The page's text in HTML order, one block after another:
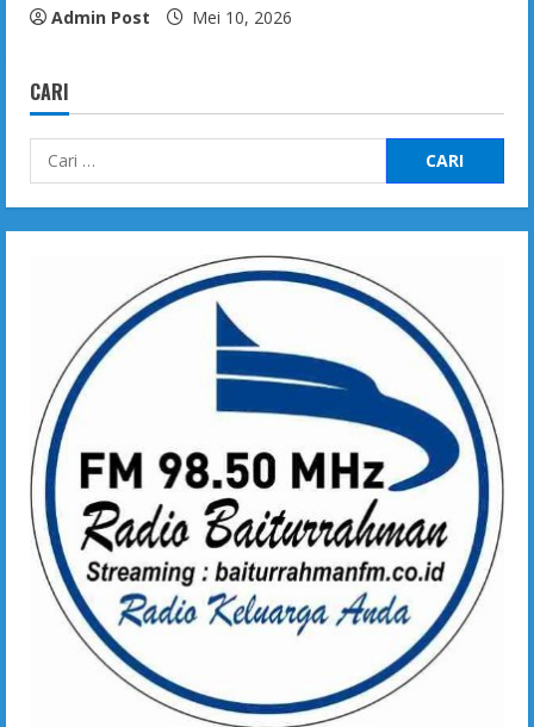
Admin Post Mei 10, 2026
CARI
Cari
untuk: